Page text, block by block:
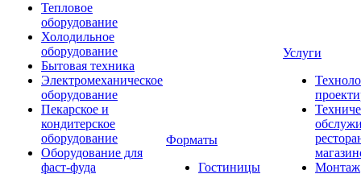
Тепловое
оборудование
Холодильное
оборудование
Бытовая техника
Электромеханическое
оборудование
Пекарское и
кондитерское
оборудование
Оборудование для
фаст-фуда
Форматы
Гостиницы
Услуги
Монтаж